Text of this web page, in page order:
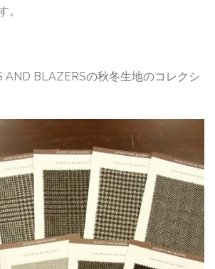
。
AND BLAZERSの秋冬生地のコレクシ